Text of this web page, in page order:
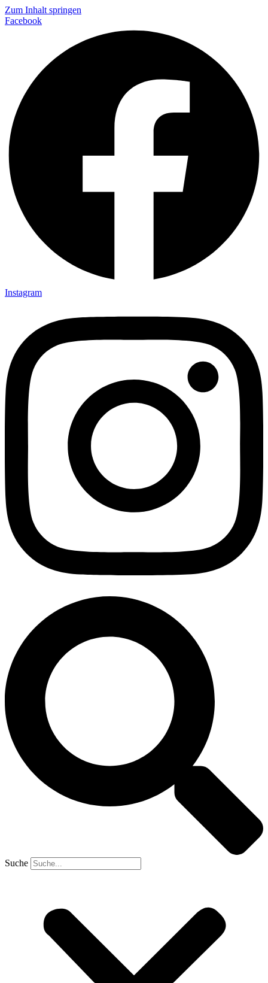
Zum Inhalt springen
Facebook
Instagram
Suche